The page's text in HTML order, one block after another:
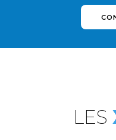
LES